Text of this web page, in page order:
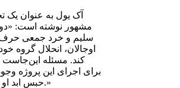
آک یول به عنوان یک
مشهور نوشته است:
سلیم و خرد جمعی حرف
اوجالان، انحلال گروه
کند. مسئله
برای اجرای این پروژه
حبس ابد او برداشته نشده است.»